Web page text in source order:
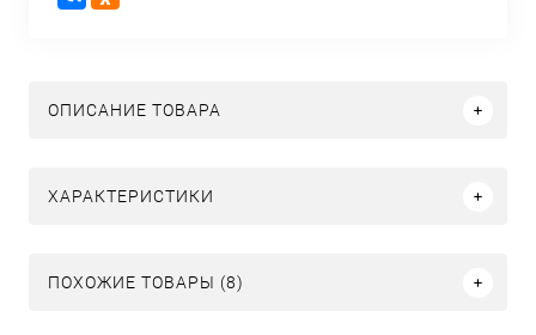
ОПИСАНИЕ ТОВАРА
ХАРАКТЕРИСТИКИ
ПОХОЖИЕ ТОВАРЫ (8)